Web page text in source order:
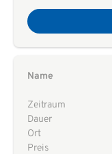
Name
Zeitraum
Dauer
Ort
Preis